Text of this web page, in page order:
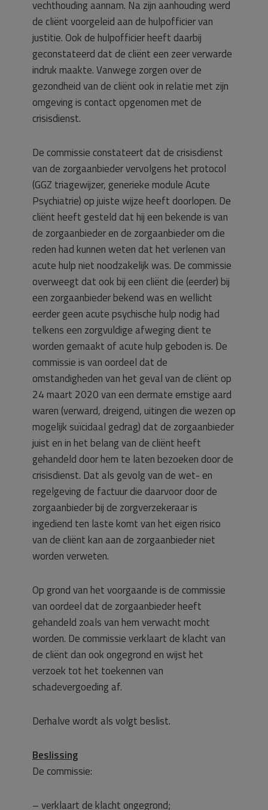
vechthouding aannam. Na zijn aanhouding werd
de cliënt voorgeleid aan de hulpofficier van
justitie. Ook de hulpofficier heeft daarbij
geconstateerd dat de cliënt een zeer verwarde
indruk maakte. Vanwege zorgen over de
gezondheid van de cliënt ook in relatie met zijn
omgeving is contact opgenomen met de
crisisdienst.
De commissie constateert dat de crisisdienst
van de zorgaanbieder vervolgens het protocol
(GGZ triagewijzer, generieke module Acute
Psychiatrie) op juiste wijze heeft doorlopen. De
cliënt heeft gesteld dat hij een bekende is van
de zorgaanbieder en de zorgaanbieder om die
reden had kunnen weten dat het verlenen van
acute hulp niet noodzakelijk was. De commissie
overweegt dat ook bij een cliënt die (eerder) bij
een zorgaanbieder bekend was en wellicht
eerder geen acute psychische hulp nodig had
telkens een zorgvuldige afweging dient te
worden gemaakt of acute hulp geboden is. De
commissie is van oordeel dat de
omstandigheden van het geval van de cliënt op
24 maart 2020 van een dermate ernstige aard
waren (verward, dreigend, uitingen die wezen op
mogelijk suïcidaal gedrag) dat de zorgaanbieder
juist en in het belang van de cliënt heeft
gehandeld door hem te laten bezoeken door de
crisisdienst. Dat als gevolg van de wet- en
regelgeving de factuur die daarvoor door de
zorgaanbieder bij de zorgverzekeraar is
ingediend ten laste komt van het eigen risico
van de cliënt kan aan de zorgaanbieder niet
worden verweten.
Op grond van het voorgaande is de commissie
van oordeel dat de zorgaanbieder heeft
gehandeld zoals van hem verwacht mocht
worden. De commissie verklaart de klacht van
de cliënt dan ook ongegrond en wijst het
verzoek tot het toekennen van
schadevergoeding af.
Derhalve wordt als volgt beslist.
Beslissing
De commissie:
– verklaart de klacht ongegrond;